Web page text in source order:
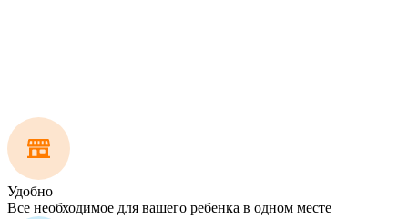
Удобно
Все необходимое для вашего ребенка в одном месте